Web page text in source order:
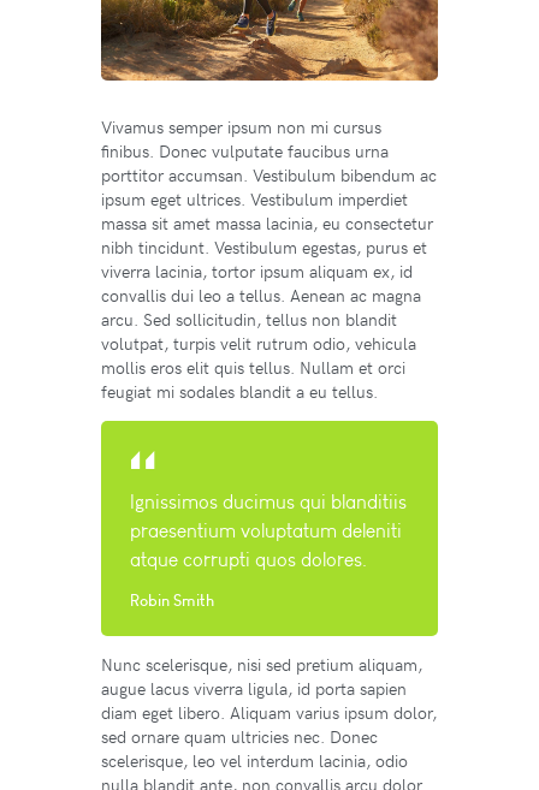
Vivamus semper ipsum non mi cursus
finibus. Donec vulputate faucibus urna
porttitor accumsan. Vestibulum bibendum ac
ipsum eget ultrices. Vestibulum imperdiet
massa sit amet massa lacinia, eu consectetur
nibh tincidunt. Vestibulum egestas, purus et
viverra lacinia, tortor ipsum aliquam ex, id
convallis dui leo a tellus. Aenean ac magna
arcu. Sed sollicitudin, tellus non blandit
volutpat, turpis velit rutrum odio, vehicula
mollis eros elit quis tellus. Nullam et orci
feugiat mi sodales blandit a eu tellus.
Ignissimos ducimus qui blanditiis
praesentium voluptatum deleniti
atque corrupti quos dolores.
Robin Smith
Nunc scelerisque, nisi sed pretium aliquam,
augue lacus viverra ligula, id porta sapien
diam eget libero. Aliquam varius ipsum dolor,
sed ornare quam ultricies nec. Donec
scelerisque, leo vel interdum lacinia, odio
nulla blandit ante, non convallis arcu dolor